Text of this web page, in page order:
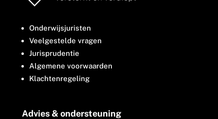
Onderwijsjuristen
Veelgestelde vragen
Jurisprudentie
Algemene voorwaarden
Klachtenregeling
Advies & ondersteuning